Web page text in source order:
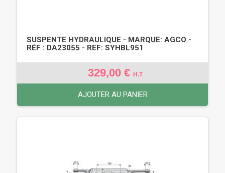
SUSPENTE HYDRAULIQUE - MARQUE: AGCO -
RÉF : DA23055 - REF: SYHBL951
329,00 € H.T
AJOUTER AU PANIER